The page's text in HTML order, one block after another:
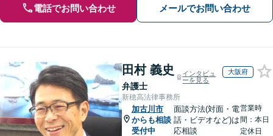
電話でお問い合わせ メールでお問い合わせ
田村 義史
弁護士
インタビュ
ーを見る
大阪府
新穂高法律事務所
加古川市
からも相談
受付中
面談方法(対面・電
話・ビデオなど)は
応相談
営業時
間：本日
定休日